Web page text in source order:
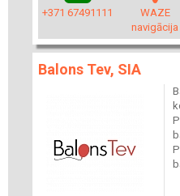
+371 67491111
WAZE
navigācija
Balons Tev, SIA